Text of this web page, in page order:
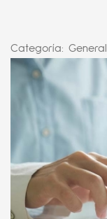
Categoría: General